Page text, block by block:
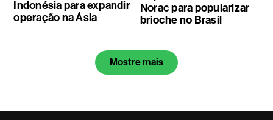
Indonésia para expandir
operação na Ásia
Norac para popularizar
brioche no Brasil
Mostre mais